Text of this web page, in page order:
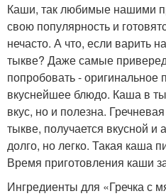
Каши, так любимые нашими
свою популярность и
нечасто. А что, если варить
тыкве? Даже самые
попробовать -
вкуснейшее блюдо. Каша в
вкус, но и полезна.
тыкве, получается вкусной и
долго, но легко. Такая каша
Время приготовления каши
Ингредиенты для «Гречка с